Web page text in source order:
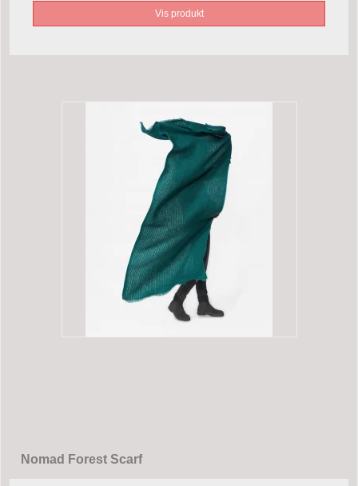
Vis produkt
Nomad Forest Scarf